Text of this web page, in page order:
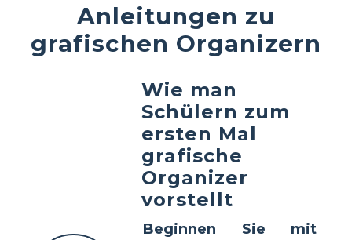
Anleitungen zu
grafischen Organizern
Wie man
Schülern zum
ersten Mal
grafische
Organizer
vorstellt
Beginnen Sie mit